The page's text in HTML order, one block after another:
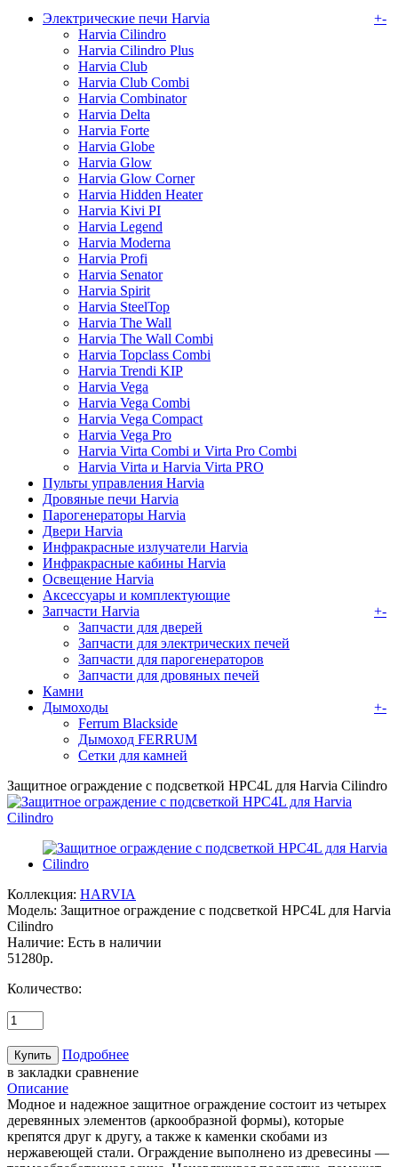
Электрические печи Harvia
+-
Harvia Cilindro
Harvia Cilindro Plus
Harvia Club
Harvia Club Combi
Harvia Combinator
Harvia Delta
Harvia Forte
Harvia Globe
Harvia Glow
Harvia Glow Corner
Harvia Hidden Heater
Harvia Kivi PI
Harvia Legend
Harvia Moderna
Harvia Profi
Harvia Senator
Harvia Spirit
Harvia SteelTop
Harvia The Wall
Harvia The Wall Combi
Harvia Topclass Combi
Harvia Trendi KIP
Harvia Vega
Harvia Vega Combi
Harvia Vega Compact
Harvia Vega Pro
Harvia Virta Combi и Virta Pro Combi
Harvia Virta и Harvia Virta PRO
Пульты управления Harvia
Дровяные печи Harvia
Парогенераторы Harvia
Двери Harvia
Инфракрасные излучатели Harvia
Инфракрасные кабины Harvia
Освещение Harvia
Аксессуары и комплектующие
Запчасти Harvia
+-
Запчасти для дверей
Запчасти для электрических печей
Запчасти для парогенераторов
Запчасти для дровяных печей
Камни
Дымоходы
+-
Ferrum Blackside
Дымоход FERRUM
Сетки для камней
Защитное ограждение с подсветкой HPC4L для Harvia Cilindro
Коллекция: HARVIA
Модель: Защитное ограждение с подсветкой HPC4L для Harvia
Cilindro
Наличие: Есть в наличии
51280р.
Количество:
Подробнее
в закладки сравнение
Описание
Модное и надежное защитное ограждение состоит из четырех
деревянных элементов (аркообразной формы), которые
крепятся друг к другу, а также к каменки скобами из
нержавеющей стали. Ограждение выполнено из древесины —